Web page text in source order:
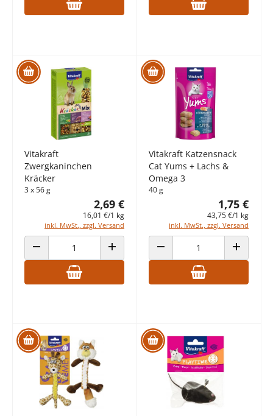
Vitakraft
Zwergkaninchen
Kräcker
3 x 56 g
2,69 €
16,01 €/1 kg
inkl. MwSt., zzgl. Versand
ANZAHL VERRINGERN ANZAHL ERHÖHEN
Vitakraft Katzensnack
Cat Yums + Lachs &
Omega 3
40 g
1,75 €
43,75 €/1 kg
inkl. MwSt., zzgl. Versand
ANZAHL VERRINGERN ANZAHL